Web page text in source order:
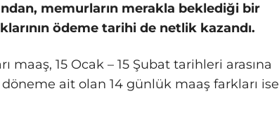
memurların merakla beklediği bir
ödeme tarihi de netlik kazandı.
maaş, 15 Ocak – 15 Şubat tarihleri arasına
ait olan 14 günlük maaş farkları ise